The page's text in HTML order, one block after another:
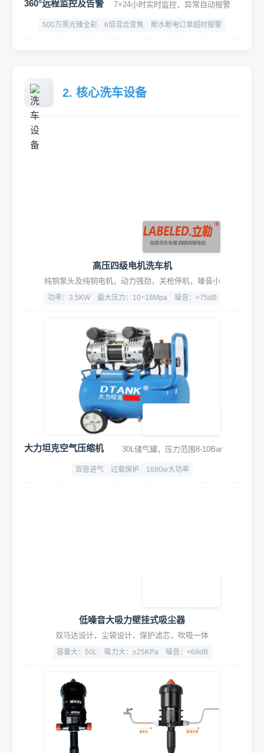
360°远程监控及告警 7×24小时实时监控，异常自动报警
500万黑光臻全彩 6倍混合变焦 断水断电订单超时报警
2. 核心洗车设备
高压四级电机洗车机
纯铜泵头及纯铜电机，动力强劲，关枪停机，噪音小
功率：3.5KW 最大压力：10~18Mpa 噪音：<75dB
大力坦克空气压缩机 30L储气罐，压力范围8-10Bar
双管进气 过载保护 1680w大功率
低噪音大吸力壁挂式吸尘器
双马达设计，尘袋设计，保护滤芯，吹吸一体
容量大：50L 吸力大：≥25KPa 噪音：<68dB